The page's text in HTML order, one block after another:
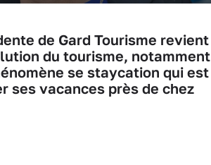
de Gard Tourisme revient
du tourisme, notamment
se staycation qui est
ses vacances près de chez